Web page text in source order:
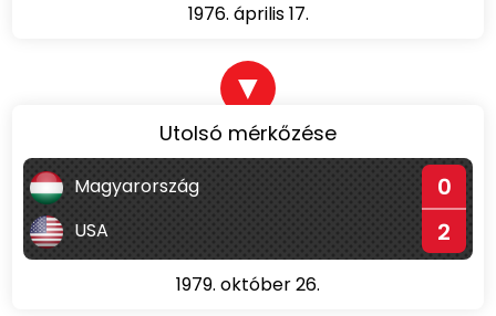
1976. április 17.
▼
Utolsó mérkőzése
Magyarország 0
USA 2
1979. október 26.